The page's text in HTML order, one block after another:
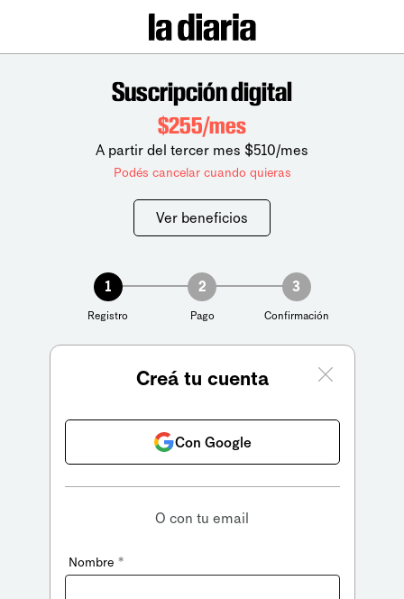
Suscripción digital
$255/mes
A partir del tercer mes $510/mes
Podés cancelar cuando quieras
Ver beneficios
1
Registro
2
Pago
3
Confirmación
Creá tu cuenta
Con Google
O con tu email
Nombre *